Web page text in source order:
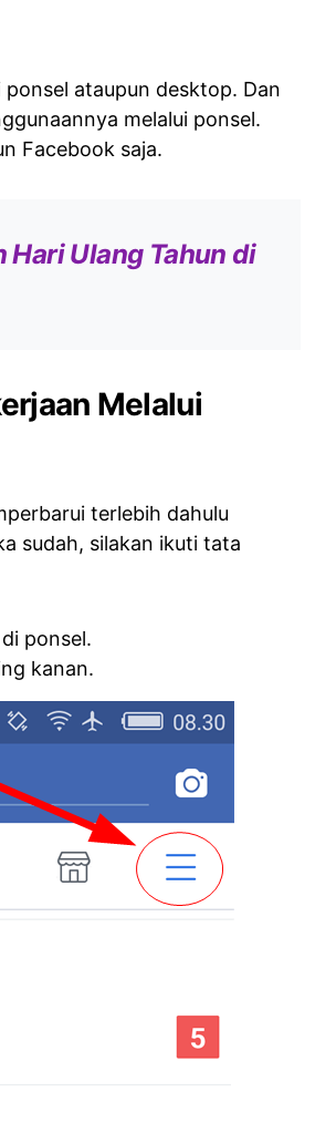
ataupun desktop. Dan
melalui ponsel.
Facebook saja.
Ulang Tahun di
Melalui
terlebih dahulu
sudah, silakan ikuti tata
ponsel.
kanan.